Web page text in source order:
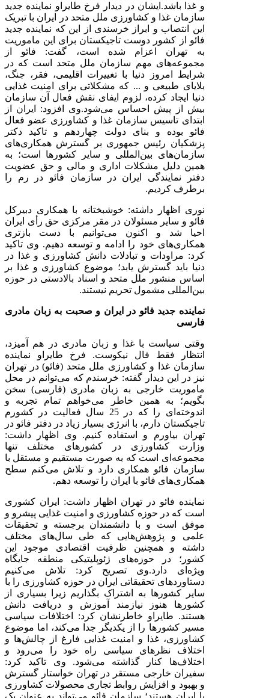
و غذا باشد. ایشان در دیدار فرخ طایراو نماینده جدید
سازمان غذا و کشاورزی ملل متحد در ایران با تبریک
این انتصاب و ابراز خرسندی از این که نماینده جدید
فائو از کشور دوست تاجیکستان برای این ماموریت
به تهران اعزام شده است، گفت: فائو از
مجموعه‌های مهم سازمان ملل متحد است که در
شرایط امروز دنیا با تغییرات اقلیمی، فقر، جنگ،
بلایای طبیعی و ... که مشکلاتی برای امنیت غذایی
دنیا ایجاد کرده، لزوم ایفای نقش فعال آن سازمان
بیش از پیش احساس می‌شود.وی افزود: ایران از
ابتدای تاسیس سازمان غذا و کشاورزی عضو فعال
فائو بوده و بنای دولت چهاردهم و تاکید دکتر
پزشکیان رئیس جمهوری بر گسترش همکاری‌های
سازمان‌های بین‌المللی و سایر کشورها است؛ به
همین دلیل مشکلات اداری و مالی و حق عضویت
دفتر نمایندگی ایران در سازمان فائو در رم را
برطرف کردیم.
نوری اظهار داشته: خوشبختانه با همکاری دبیرکل
فائو و سایر مسئولان در مقر مرکزی حق رأی ایران
احیا شد و اکنون می‌توانیم با دست بازتری
همکاری‌های خود را ادامه و توسعه دهیم. وی تاکید
کرد: مراودات و تبادلات دانش کشاورزی و غذا در
دنیا باید گسترش یابد؛ موضوع کشاورزی و غذا بر
اساس منشور ملل متحد و اسناد بالادستی در حوزه
بین‌المللی مشمول تحریم نیستند.
نماینده جدید فائو در ایران و صحبت به زبان مادری
فارسی
وقتی سیاست با غذا و زبان مادری در هم آمیزد،
انتظار فقط فال نیکوست. فرخ طایراو نماینده
سازمان غذا و کشاورزی ملل متحد (فائو) در تهران
نیز در این دیدار گفته: خرسندم که می‌توانم در محل
ماموریت خارجی به زبان مادری (فارسی) سخن
بگویم؛ به همین خاطر می‌خواهم تمام تجربه و
اندوخته‌ای را که در 25 سال فعالیت در کشورم
تاجیکستان دارم، با انرژی بسیار زیاد در دفتر فائو در
تهران بیاورم و استفاده کنیم. وی اظهار داشت:
وزارت کشاورزی در کشورهای مختلف تنها
مجموعه‌ای است که به صورت مستقیم و مستقل با
سازمان فائو همکاری دارد و تلاش می‌کنم سطح
همکاری‌های فائو با ایران را توسعه دهم.
نماینده فائو در تهران اظهار داشت: ایران کشوری
است که در حوزه کشاورزی و امنیت غذایی پیشرو و
موفق است و با دانشمندان برجسته و تحقیقات‌
علمی و پژوهش‌هایی که طی سال‌های مختلف
داشته و همچنین ظرفیت اقتصادی موجود این
کشور‌؛ در حوزه‌های ژئوپلیتیکی منطقه جایگاه
ویژه‌ای دارد.وی تصریح کرد: تلاش می‌کنیم
دستاوردهای تحقیقاتی ایران در حوزه کشاورزی را با
سایر کشورها به اشتراک بگذاریم زیرا بسیاری از
کشورها هنوز نیازمند آموزش و دریافت دانش
هستند. طایراو خاطرنشان کرد: اختلافات سیاسی
مسیر کشورها را از یکدیگر جدا می‌کند، اما موضوع
کشاورزی، غذا و امنیت غذایی فارغ از چالش‌ها و
اختلاف نظرهای سیاسی راه خود را می‌رود و
اختلاف‌ها کنار گذاشته می‌شود. وی تاکید کرد:
سفیران خارجی مستقر در تهران خواستار گسترش
و بهبود و افزایش روابط تجاری محصولات کشاورزی
با ایران هستند؛ سازمان فائو می‌تواند به عنوان یک